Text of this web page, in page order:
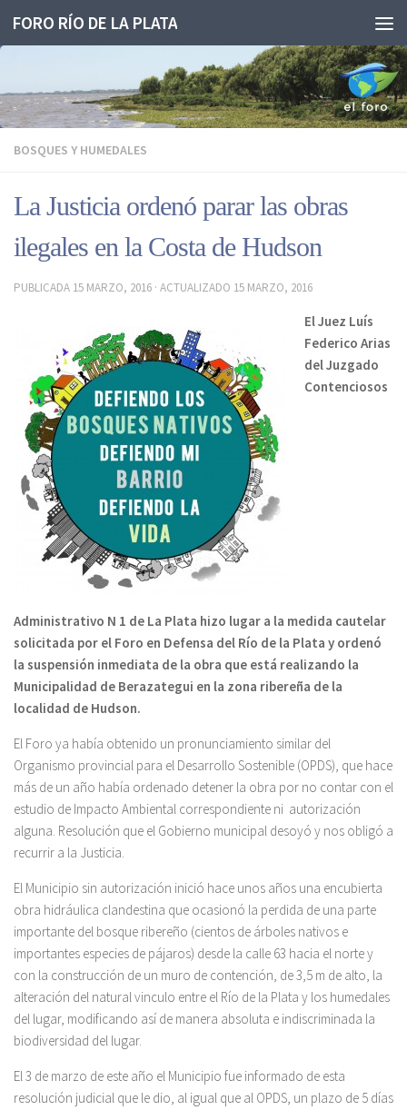
Saltar al contenido
FORO RÍO DE LA PLATA
BOSQUES Y HUMEDALES
La Justicia ordenó parar las obras
ilegales en la Costa de Hudson
PUBLICADA 15 MARZO, 2016 · ACTUALIZADO 15 MARZO, 2016
El Juez Luís
Federico Arias
del Juzgado
Contenciosos
Administrativo N 1 de La Plata hizo lugar a la medida cautelar
solicitada por el Foro en Defensa del Río de la Plata y ordenó
la suspensión inmediata de la obra que está realizando la
Municipalidad de Berazategui en la zona ribereña de la
localidad de Hudson.
El Foro ya había obtenido un pronunciamiento similar del
Organismo provincial para el Desarrollo Sostenible (OPDS), que hace
más de un año había ordenado detener la obra por no contar con el
estudio de Impacto Ambiental correspondiente ni autorización
alguna. Resolución que el Gobierno municipal desoyó y nos obligó a
recurrir a la Justicia.
El Municipio sin autorización inició hace unos años una encubierta
obra hidráulica clandestina que ocasionó la perdida de una parte
importante del bosque ribereño (cientos de árboles nativos e
importantes especies de pájaros) desde la calle 63 hacia el norte y
con la construcción de un muro de contención, de 3,5 m de alto, la
alteración del natural vinculo entre el Río de la Plata y los humedales
del lugar, modificando así de manera absoluta e indiscriminada la
biodiversidad del lugar.
El 3 de marzo de este año el Municipio fue informado de esta
resolución judicial que le dio, al igual que al OPDS, un plazo de 5 días